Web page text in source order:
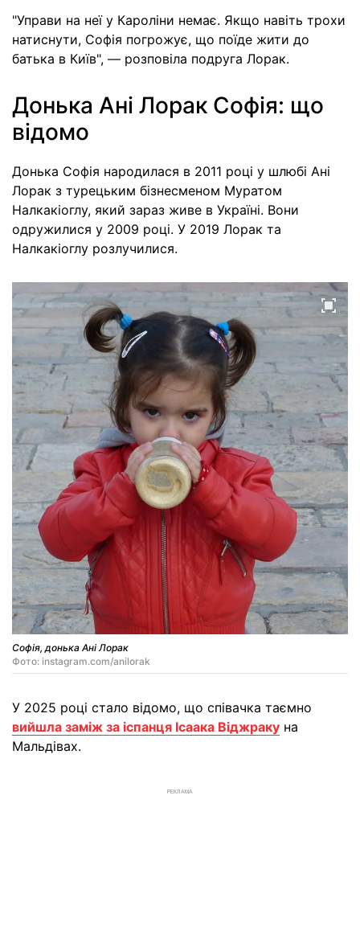
"Управи на неї у Кароліни немає. Якщо навіть трохи
натиснути, Софія погрожує, що поїде жити до
батька в Київ", — розповіла подруга Лорак.
Донька Ані Лорак Софія: що
відомо
Донька Софія народилася в 2011 році у шлюбі Ані
Лорак з турецьким бізнесменом Муратом
Налкакіоглу, який зараз живе в Україні. Вони
одружилися у 2009 році. У 2019 Лорак та
Налкакіоглу розлучилися.
Софія, донька Ані Лорак
Фото: instagram.com/anilorak
У 2025 році стало відомо, що співачка таємно
вийшла заміж за іспанця Ісаака Віджраку на
Мальдівах.
РЕКЛАМА